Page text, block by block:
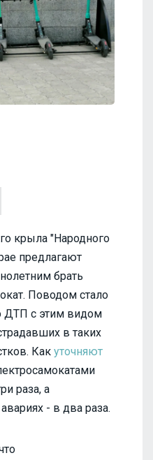
крыла "Народного
предлагают
брать
Поводом стало
ДТП с этим видом
в таких
Как уточняют
раза, а
- в два раза.